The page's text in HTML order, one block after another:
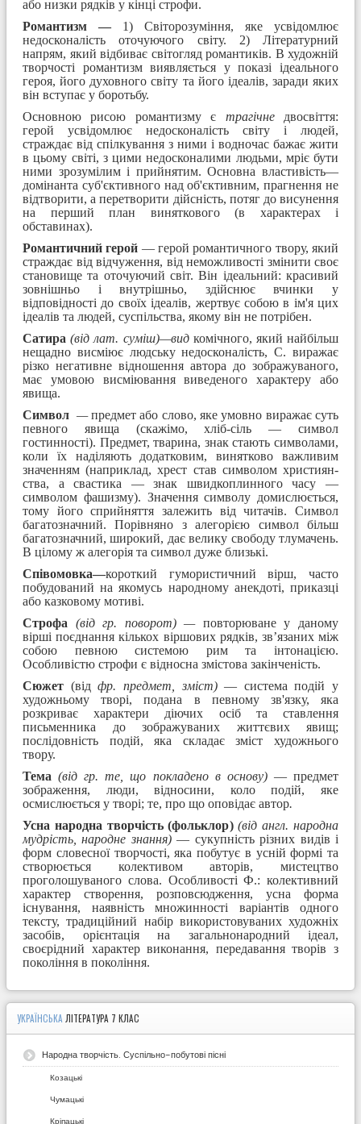
або низки рядків у кінці стро­фи.
Романтизм — 1) Світорозуміння, яке усвідомлює
недосконалість оточуючого світу. 2) Літера­турний
напрям, який відбиває світогляд романтиків. В художній
творчості романтизм виявляється у показі ідеального
героя, його духовного світу та його ідеалів, заради яких
він вступає у боротьбу.
Основною рисою романтизму є трагічне двосвіття:
герой усвідомлює недосконалість світу і людей,
страждає від спілкування з ними і водночас бажає жити
в цьому світі, з цими недосконалими людьми, мріє бути
ними зрозумілим і прийнятим. Основна властивість—
домінанта суб'єктивного над об'єктивним, прагнення не
відтворити, а перетворити дійсність, потяг до висунення
на перший план виняткового (в характерах і
обставинах).
Романтичний герой — герой романтичного твору, який
страждає від відчуження, від немож­ливості змінити своє
становище та оточуючий світ. Він ідеальний: красивий
зовнішньо і внутрішньо, здійснює вчинки у
відповідності до своїх ідеалів, жертвує собою в ім'я цих
ідеалів та людей, суспіль­ства, якому він не потрібен.
Сатира (від лат. суміш)—вид комічного, який найбільш
нещадно висміює людську недосконалість, С. виражає
різко негативне відношення автора до зображуваного,
має умовою висміювання виведеного характеру або
явища.
Символ —предмет або слово, яке умовно виражає суть
певного явища (скажімо, хліб-сіль — символ
гостинності). Предмет, тварина, знак стають символами,
коли їх на­діляють додатковим, винятково важливим
значенням (наприклад, хрест став символом християн­
ства, а свастика — знак швидкоплинного часу —
символом фашизму). Значення символу домис­люється,
тому його сприйняття залежить від читачів. Символ
багатозначний. Порівняно з алегорією символ більш
багатозначний, широкий, дає велику свободу тлумачень.
В цілому ж алегорія та символ дуже близькі.
Співомовка—короткий гумористичний вірш, часто
побудований на якомусь народному анек­доті, приказці
або казковому мотиві.
Строфа (від гр. поворот) — повторюване у даному
вірші поєднання кількох віршових рядків, зв’язаних між
собою певною системою рим та інтонацією.
Особливістю строфи є відносна змістова закінченість.
Сюжет (відфр. предмет, зміст)— система подій у
художньому творі, подана в певно­му зв'язку, яка
розкриває характери діючих осіб та ставлення
письменника до зображуваних життє­вих явищ;
послідовність подій, яка складає зміст художнього
твору.
Тема (від гр. те, що покладено в основу) — предмет
зображення, люди, відносини, коло подій, яке
осмислюється у творі; те, про що оповідає автор.
Усна народна творчість (фольклор) (від англ. народна
мудрість, народне знання)— сукупність різних видів і
форм словесної творчості, яка побутує в усній формі та
створюється колективом авторів, мистецтво
проголошуваного слова. Особливості Ф.: колективний
характер створення, розповсюдження, усна форма
існування, наявність множинності варіантів одного
тексту, традиційний набір використовуваних художніх
засобів, орієнтація на загальнонародний ідеал,
своєрідний характер виконання, передавання творів з
покоління в покоління.
УКРАЇНСЬКА ЛІТЕРАТУРА 7 КЛАС
Народна творчість. Суспільно-побутові пісні
Козацькі
Чумацькі
Кріпацькі